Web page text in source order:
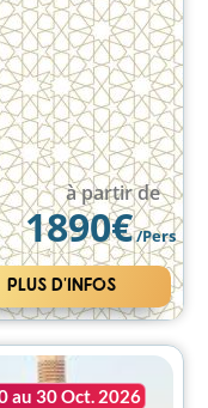
à partir de
1890€/Pers
PLUS D'INFOS
au 30 Oct. 2026